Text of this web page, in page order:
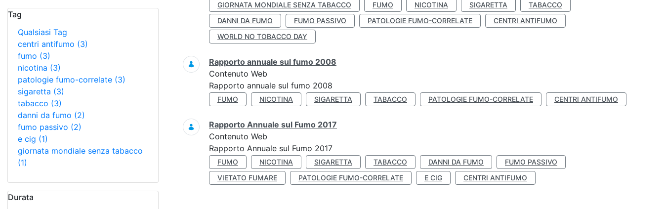
Tag
Qualsiasi Tag
centri antifumo (3)
fumo (3)
nicotina (3)
patologie fumo-correlate (3)
sigaretta (3)
tabacco (3)
danni da fumo (2)
fumo passivo (2)
e cig (1)
giornata mondiale senza tabacco
(1)
Durata
GIORNATA MONDIALE SENZA TABACCO FUMO NICOTINA SIGARETTA
TABACCO
DANNI DA FUMO
FUMO PASSIVO PATOLOGIE FUMO-CORRELATE
CENTRI ANTIFUMO
WORLD NO TOBACCO DAY
Rapporto annuale sul fumo 2008
Contenuto Web
Rapporto annuale sul fumo 2008
FUMO NICOTINA SIGARETTA TABACCO PATOLOGIE FUMO-CORRELATE CENTRI ANTIFUMO
Rapporto Annuale sul Fumo 2017
Contenuto Web
Rapporto Annuale sul Fumo 2017
FUMO NICOTINA SIGARETTA TABACCO DANNI DA FUMO
FUMO PASSIVO
VIETATO FUMARE
PATOLOGIE FUMO-CORRELATE E CIG CENTRI ANTIFUMO